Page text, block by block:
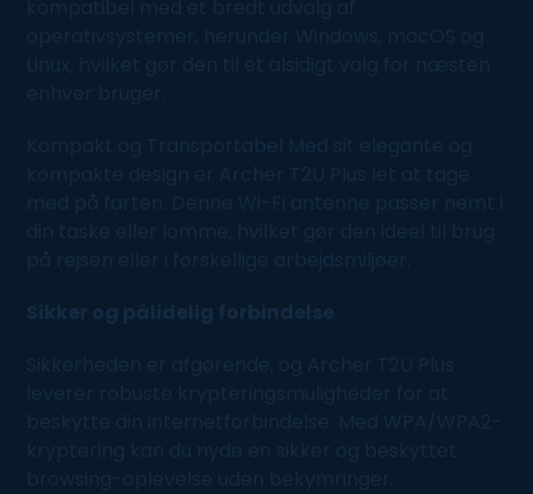
kompatibel med et bredt udvalg af
operativsystemer, herunder Windows, macOS og
Linux, hvilket gør den til et alsidigt valg for næsten
enhver bruger.
Kompakt og Transportabel Med sit elegante og
kompakte design er Archer T2U Plus let at tage
med på farten. Denne Wi-Fi antenne passer nemt i
din taske eller lomme, hvilket gør den ideel til brug
på rejsen eller i forskellige arbejdsmiljøer.
Sikker og pålidelig forbindelse
Sikkerheden er afgørende, og Archer T2U Plus
leverer robuste krypteringsmuligheder for at
beskytte din internetforbindelse. Med WPA/WPA2-
kryptering kan du nyde en sikker og beskyttet
browsing-oplevelse uden bekymringer.